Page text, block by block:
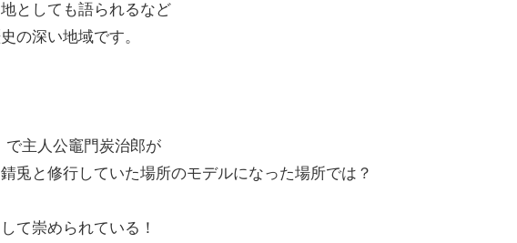
としても語られるなど
の深い地域です。
で主人公竈門炭治郎が
兎と修行していた場所のモデルになった場所では？
て崇められている！